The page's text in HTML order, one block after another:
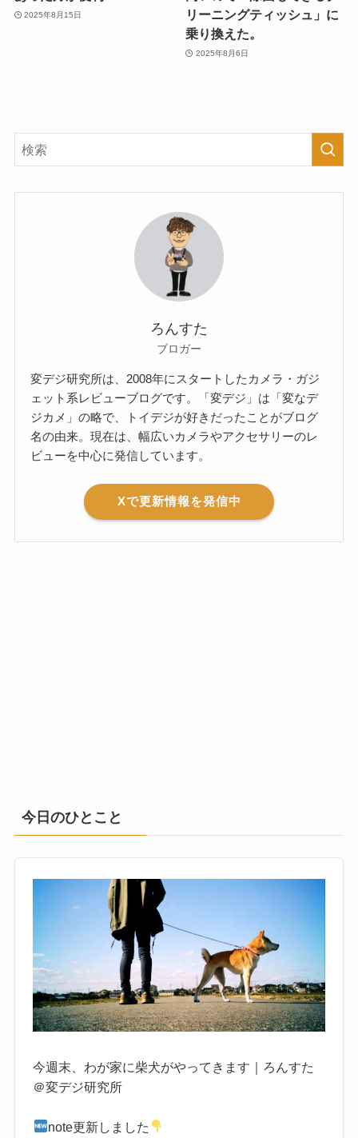
2025年8月15日
リーニングティッシュ」に
乗り換えた。
2025年8月6日
ろんすた
ブロガー
変デジ研究所は、2008年にスタートしたカメラ・ガジ
ェット系レビューブログです。「変デジ」は「変なデ
ジカメ」の略で、トイデジが好きだったことがブログ
名の由来。現在は、幅広いカメラやアクセサリーのレ
ビューを中心に発信しています。
Xで更新情報を発信中
今日のひとこと
今週末、わが家に柴犬がやってきます｜ろんすた
＠変デジ研究所
note更新しました